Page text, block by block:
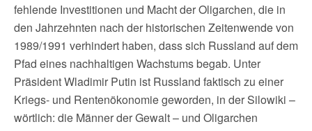
fehlende Investitionen und Macht der Oligarchen, die in
den Jahrzehnten nach der historischen Zeitenwende von
1989/1991 verhindert haben, dass sich Russland auf dem
Pfad eines nachhaltigen Wachstums begab. Unter
Präsident Wladimir Putin ist Russland faktisch zu einer
Kriegs- und Rentenökonomie geworden, in der Silowiki –
wörtlich: die Männer der Gewalt – und Oligarchen